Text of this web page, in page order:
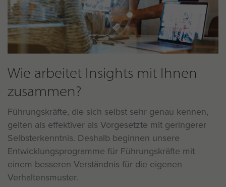
Wie arbeitet Insights mit Ihnen
zusammen?
Führungskräfte, die sich selbst sehr genau kennen,
gelten als effektiver als Vorgesetzte mit geringerer
Selbsterkenntnis. Deshalb beginnen unsere
Entwicklungsprogramme für Führungskräfte mit
einem besseren Verständnis für die eigenen
Verhaltensmuster.